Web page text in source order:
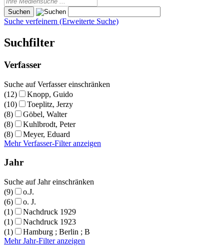
Suche verfeinern (Erweiterte Suche)
Suchfilter
Verfasser
Suche auf Verfasser einschränken
(12)
Knopp, Guido
(10)
Toeplitz, Jerzy
(8)
Göbel, Walter
(8)
Kuhlbrodt, Peter
(8)
Meyer, Eduard
Mehr Verfasser-Filter anzeigen
Jahr
Suche auf Jahr einschränken
(9)
o.J.
(6)
o. J.
(1)
Nachdruck 1929
(1)
Nachdruck 1923
(1)
Hamburg ; Berlin ; B
Mehr Jahr-Filter anzeigen